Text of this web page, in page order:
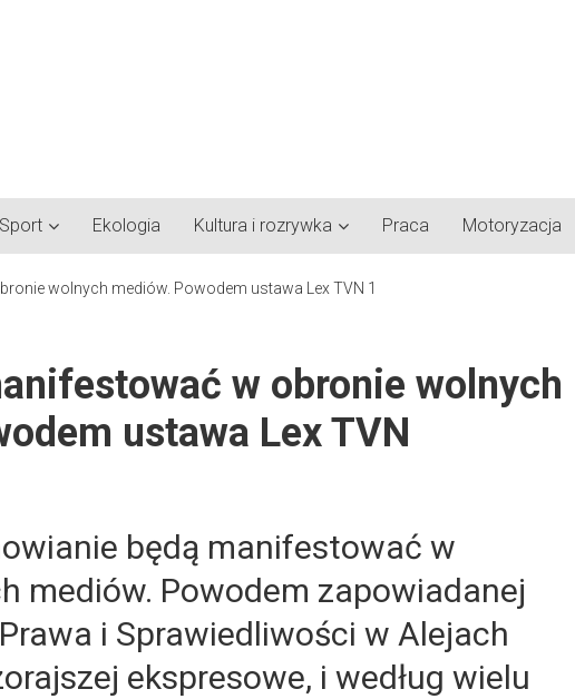
Sport Ekologia Kultura i rozrywka Praca Motoryzacja
w obronie wolnych
ustawa Lex TVN
będą manifestować w
mediów. Powodem zapowiadanej
i Sprawiedliwości w Alejach
ekspresowe, i według wielu